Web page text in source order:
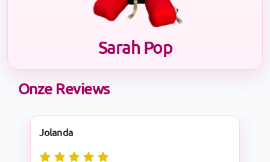
Sarah Pop
Onze Reviews
Nadine